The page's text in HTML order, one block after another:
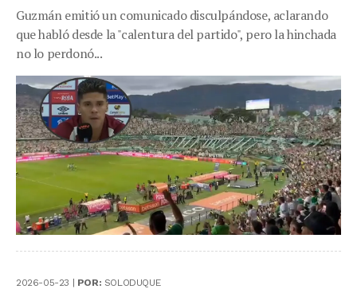
Guzmán emitió un comunicado disculpándose, aclarando
que habló desde la "calentura del partido", pero la hinchada
no lo perdonó...
2026-05-23 | POR: SOLODUQUE